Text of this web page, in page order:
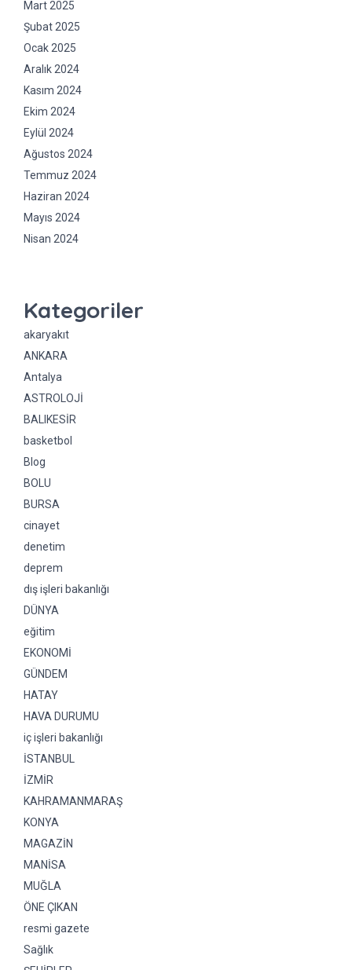
Mart 2025
Şubat 2025
Ocak 2025
Aralık 2024
Kasım 2024
Ekim 2024
Eylül 2024
Ağustos 2024
Temmuz 2024
Haziran 2024
Mayıs 2024
Nisan 2024
Kategoriler
akaryakıt
ANKARA
Antalya
ASTROLOJİ
BALIKESİR
basketbol
Blog
BOLU
BURSA
cinayet
denetim
deprem
dış işleri bakanlığı
DÜNYA
eğitim
EKONOMİ
GÜNDEM
HATAY
HAVA DURUMU
iç işleri bakanlığı
İSTANBUL
İZMİR
KAHRAMANMARAŞ
KONYA
MAGAZİN
MANİSA
MUĞLA
ÖNE ÇIKAN
resmi gazete
Sağlık